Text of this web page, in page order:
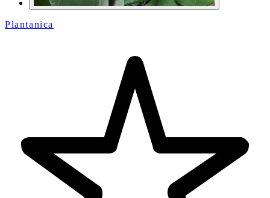
Plantanica